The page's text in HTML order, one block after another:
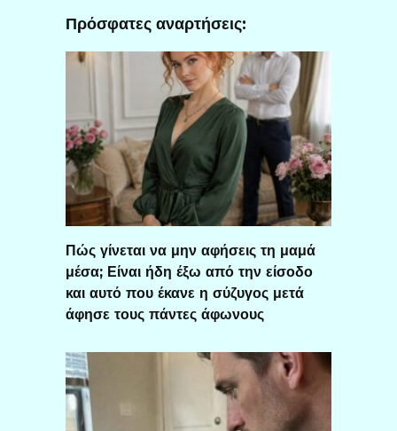
Πρόσφατες αναρτήσεις:
Πώς γίνεται να μην αφήσεις τη μαμά
μέσα; Είναι ήδη έξω από την είσοδο
και αυτό που έκανε η σύζυγος μετά
άφησε τους πάντες άφωνους